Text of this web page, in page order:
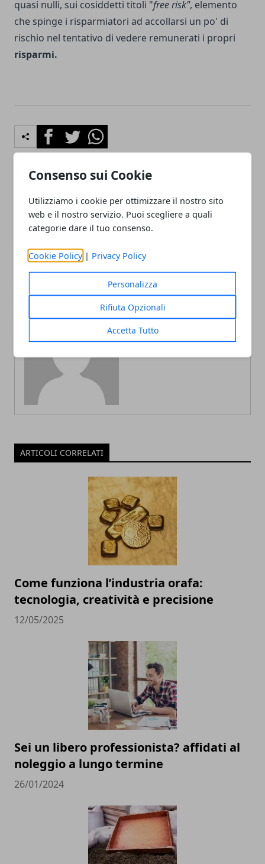
Consenso sui Cookie
Utilizziamo i cookie per ottimizzare il nostro sito
web e il nostro servizio. Puoi scegliere a quali
categorie dare il tuo consenso.
Cookie Policy | Privacy Policy
Personalizza
Rifiuta Opzionali
Accetta Tutto
quasi nulli, sui cosiddetti titoli "free risk", elemento
che spinge i risparmiatori ad accollarsi un po' di
rischio nel tentativo di vedere remunerati i propri
risparmi.
FacebookTwitterWhatsapp
Articolo Precedente
Dai BOT al Trading:
mutano le abitudini degli
investitori italiani
Articolo Successivo
Come eliminare la muffa
Redazione
ARTICOLI CORRELATI
Come funziona l’industria orafa:
tecnologia, creatività e precisione
12/05/2025
Sei un libero professionista? affidati al
noleggio a lungo termine
26/01/2024